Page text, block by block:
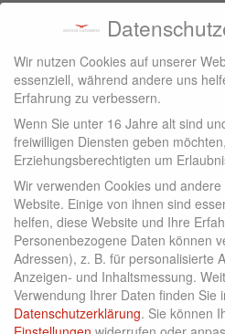
steht. Wenn Sie
anschließend nicht
Direktwerbung
nach Art. 21 Abs. 2
Beschwerderecht bei
Aufsichtsbehörde
Im Falle von
steht den Betroffenen
Beschwerderecht bei
Wir nutzen Cookies auf unserer
essenziell, während andere uns
Erfahrung zu verbessern.
Wenn Sie unter 16 Jahre alt sind
freiwilligen Diensten geben
Erziehungsberechtigten um
Wir verwenden Cookies und
Website. Einige von ihnen sind
helfen, diese Website und Ihre
Personenbezogene Daten können
Adressen), z. B. für personalisierte
Anzeigen- und Inhaltsmessung.
Verwendung Ihrer Daten finden Sie
Datenschutzerklärung. Sie können